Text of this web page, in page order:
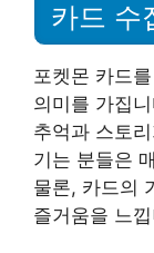
카드 수
포켓몬 카드
의미를 가집
추억과 스토
기는 분들은
물론, 카드의
즐거움을 느